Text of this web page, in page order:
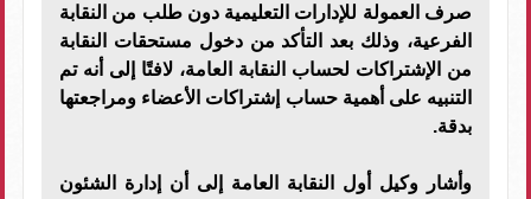
صرف العمولة للإدارات التعليمية دون طلب من النقابة
الفرعية، وذلك بعد التأكد من دخول مستحقات النقابة
من الإشتراكات لحساب النقابة العامة، لافتًا إلى أنه تم
التنبيه على أهمية حساب إشتراكات الأعضاء ومراجعتها
بدقة.
وأشار وكيل أول النقابة العامة إلى أن إدارة الشئون